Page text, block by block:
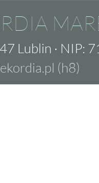
Lublin · NIP:
(h8)